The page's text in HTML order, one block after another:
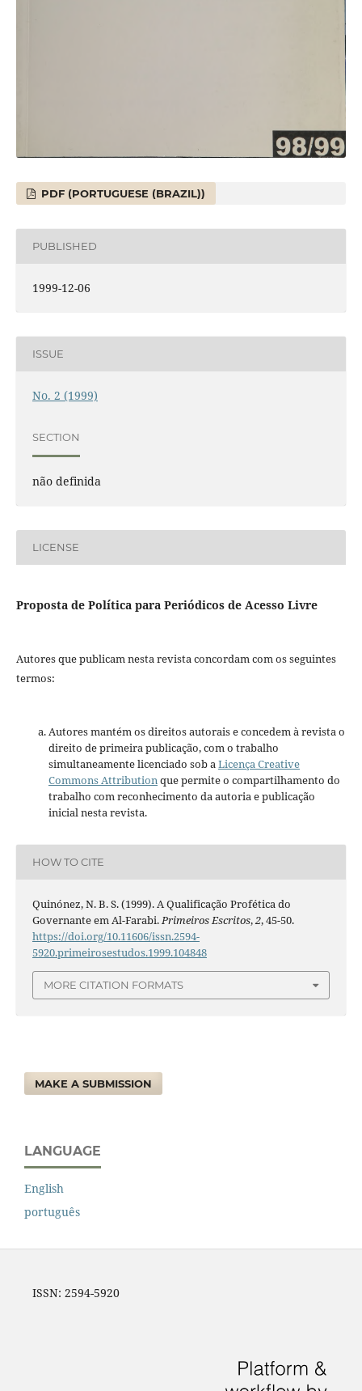
PDF (PORTUGUESE (BRAZIL))
PUBLISHED
1999-12-06
ISSUE
No. 2 (1999)
SECTION
não definida
LICENSE
Proposta de Política para Periódicos de Acesso Livre
Autores que publicam nesta revista concordam com os seguintes
termos:
Autores mantém os direitos autorais e concedem à revista o
direito de primeira publicação, com o trabalho
simultaneamente licenciado sob aLicença Creative
Commons Attributionque permite o compartilhamento do
trabalho com reconhecimento da autoria e publicação
inicial nesta revista.
HOW TO CITE
Quinónez, N. B. S. (1999). A Qualificação Profética do
Governante em Al-Farabi.Primeiros Escritos,2, 45-50.
https://doi.org/10.11606/issn.2594-
5920.primeirosestudos.1999.104848
MORE CITATION FORMATS
MAKE A SUBMISSION
LANGUAGE
English
português
ISSN: 2594-5920